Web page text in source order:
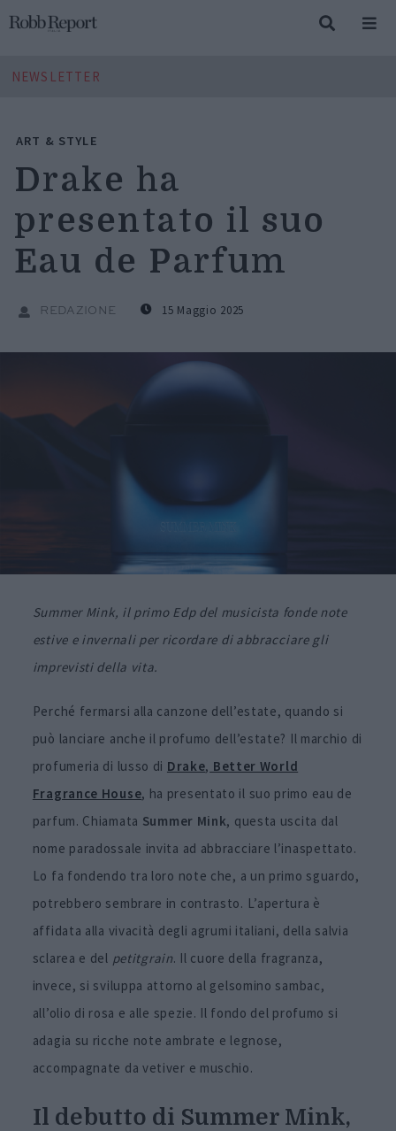
NEWSLETTER
ART & STYLE
Drake ha
presentato il suo
Eau de Parfum
REDAZIONE 15 Maggio 2025
Summer Mink, il primo Edp del musicista fonde note
estive e invernali per ricordare di abbracciare gli
imprevisti della vita.
Perché fermarsi alla canzone dell’estate, quando si
può lanciare anche il profumo dell’estate? Il marchio di
profumeria di lusso di Drake, Better World
Fragrance House, ha presentato il suo primo eau de
parfum. Chiamata Summer Mink, questa uscita dal
nome paradossale invita ad abbracciare l’inaspettato.
Lo fa fondendo tra loro note che, a un primo sguardo,
potrebbero sembrare in contrasto. L’apertura è
affidata alla vivacità degli agrumi italiani, della salvia
sclarea e del petitgrain. Il cuore della fragranza,
invece, si sviluppa attorno al gelsomino sambac,
all’olio di rosa e alle spezie. Il fondo del profumo si
adagia su ricche note ambrate e legnose,
accompagnate da vetiver e muschio.
Il debutto di Summer Mink,